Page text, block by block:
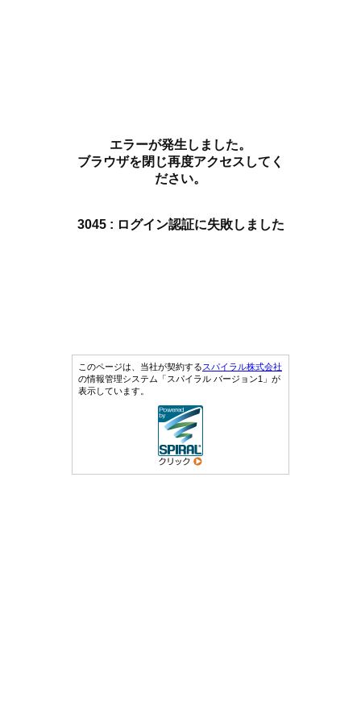
エラーが発生しました。
ブラウザを閉じ再度アクセスしてく
ださい。
3045 : ログイン認証に失敗しました
このページは、当社が契約するスパイラル株式会社
の情報管理システム「スパイラル バージョン1」が
表示しています。